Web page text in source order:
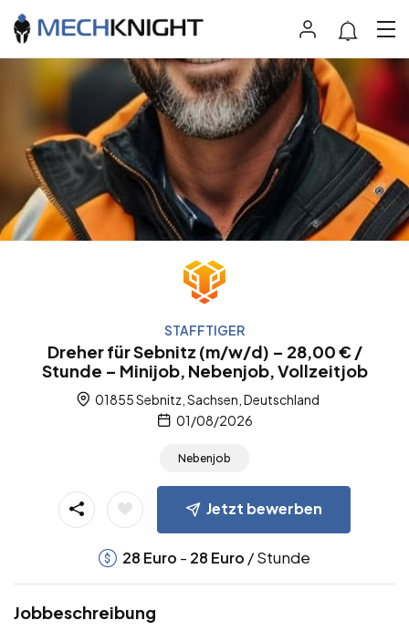
STAFFTIGER
Dreher für Sebnitz (m/w/d) – 28,00 € /
Stunde – Minijob, Nebenjob, Vollzeitjob
01855 Sebnitz, Sachsen, Deutschland
01/08/2026
Nebenjob
Jetzt bewerben
28 Euro - 28 Euro / Stunde
Jobbeschreibung